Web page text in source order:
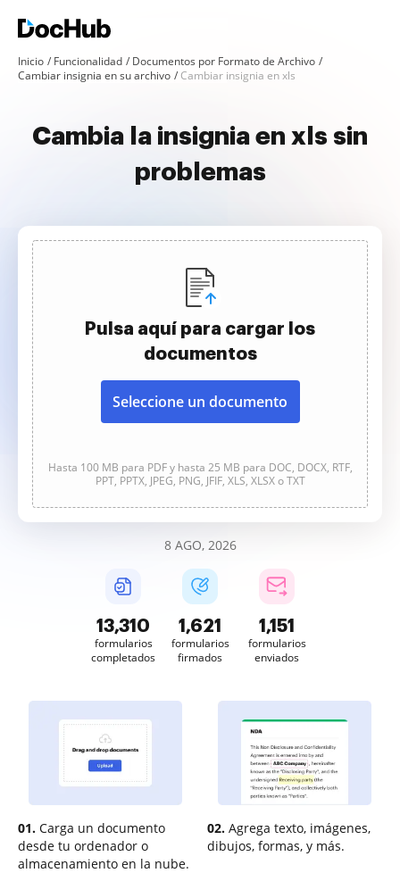
Inicio Funcionalidad
Documentos por Formato de Archivo
Cambiar insignia en su archivo
Cambiar insignia en xls
Cambia la insignia en xls sin
problemas
Pulsa aquí para cargar los
documentos
Seleccione un documento
Hasta 100 MB para PDF y hasta 25 MB para DOC, DOCX, RTF,
PPT, PPTX, JPEG, PNG, JFIF, XLS, XLSX o TXT
8 AGO, 2026
13,310
formularios
completados
1,621
formularios
firmados
1,151
formularios
enviados
01. Carga un documento
desde tu ordenador o
almacenamiento en la nube.
02. Agrega texto, imágenes,
dibujos, formas, y más.